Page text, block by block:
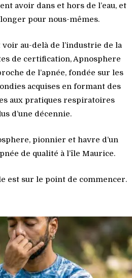
avoir dans et hors de l’eau, et
pour nous-mêmes.
au-delà de l’industrie de la
de certification, Apnosphere
de l’apnée, fondée sur les
acquises en formant des
aux pratiques respiratoires
d’une décennie.
pionnier et havre d’un
de qualité à l’île Maurice.
est sur le point de commencer.